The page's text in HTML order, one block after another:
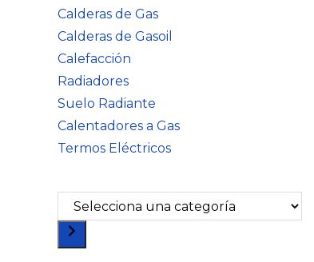
Calderas de Gas
Calderas de Gasoil
Calefacción
Radiadores
Suelo Radiante
Calentadores a Gas
Termos Eléctricos